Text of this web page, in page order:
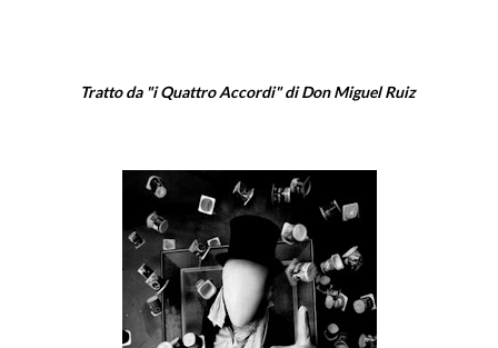
Tratto da "i Quattro Accordi" di Don Miguel Ruiz